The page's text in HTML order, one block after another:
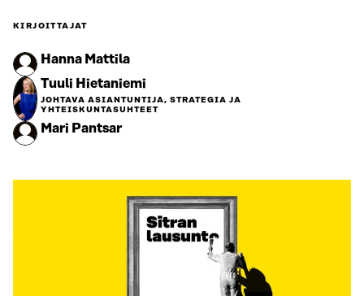
KIRJOITTAJAT
Hanna Mattila
Tuuli Hietaniemi
JOHTAVA ASIANTUNTIJA, STRATEGIA JA
YHTEISKUNTASUHTEET
Mari Pantsar